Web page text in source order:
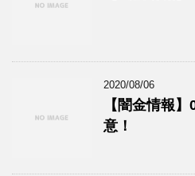
2020/08/06
【闇金情報
意！